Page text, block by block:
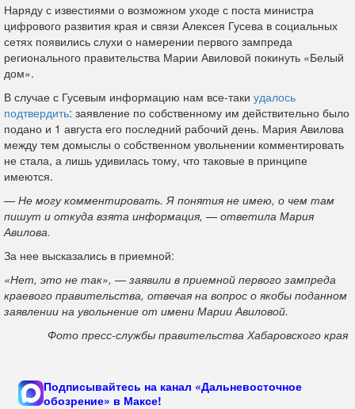
Наряду с известиями о возможном уходе с поста министра
цифрового развития края и связи Алексея Гусева в социальных
сетях появились слухи о намерении первого зампреда
регионального правительства Марии Авиловой покинуть «Белый
дом».
В случае с Гусевым информацию нам все-таки удалось
подтвердить: заявление по собственному им действительно было
подано и 1 августа его последний рабочий день. Мария Авилова
между тем домыслы о собственном увольнении комментировать
не стала, а лишь удивилась тому, что таковые в принципе
имеются.
— Не могу комментировать. Я понятия не имею, о чем там
пишут и откуда взята информация, — ответила Мария
Авилова.
За нее высказались в приемной:
«Нет, это не так», — заявили в приемной первого зампреда
краевого правительства, отвечая на вопрос о якобы поданном
заявлении на увольнение от имени Марии Авиловой.
Фото пресс-службы правительства Хабаровского края
Подписывайтесь на канал «Дальневосточное
обозрение» в Максе!